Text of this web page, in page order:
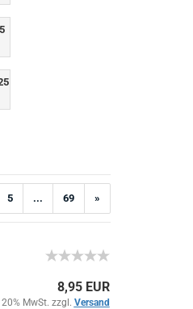
5 ... 69 »
8,95 EUR
MwSt. zzgl. Versand